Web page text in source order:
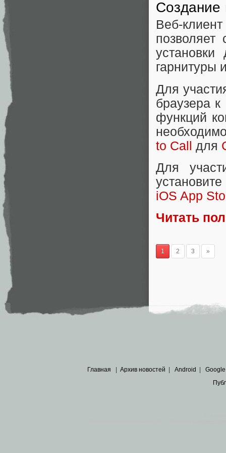
Создание
Веб-
позволяет
гарнитуры
Для
браузера
функций
to Call для
Для
iOS App
Читать
1 2 3 »
Главная Архив новостей Android Google